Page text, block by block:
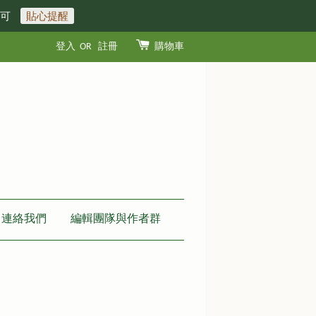
貼心提醒
登入 OR 註冊 購物車
連絡我們 編輯團隊與作者群